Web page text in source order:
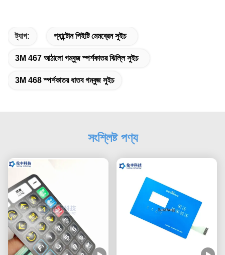
ট্যাগ: প্যান্টোন পিইটি মেমব্রেন সুইচ
3M 467 আঠালো গম্বুজ স্পর্শকাতর ঝিল্লি সুইচ
3M 468 স্পর্শকাতর ধাতব গম্বুজ সুইচ
সংশ্লিষ্ট পণ্য